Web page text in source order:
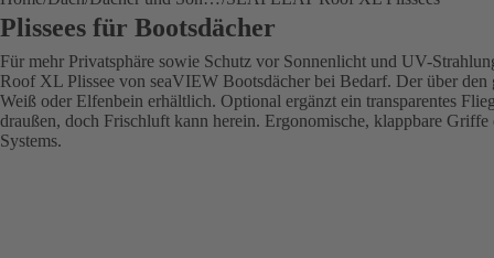
Plissees für Bootsdächer
Für mehr Privatsphäre sowie Schutz vor Sonnenlicht und UV-
Roof XL Plissee von seaVIEW Bootsdächer bei Bedarf. Der über den
Weiß oder Elfenbein erhältlich. Optional ergänzt ein transparentes
draußen, doch Frischluft kann herein. Ergonomische, klappbare
Systems.